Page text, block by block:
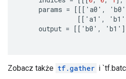
params = [[[ ' a0 ' , ' b0 '
[[ ' a1 ' , ' b1 '
output = [[ ' b0 ' , ' b1 ' ]
Zobacz także tf.gather i